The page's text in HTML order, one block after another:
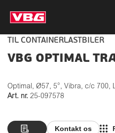
TIL CONTAINERLASTBILER
VBG OPTIMAL
Optimal, Ø57, 5°, Vibra, c/c 700,
Art. nr. 25-097578
Kontakt os